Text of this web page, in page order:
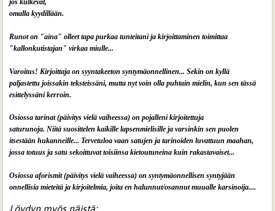
omalla kyydillään.
Runot on "aina" olleet tapa purkaa tunteitani ja kirjoittaminen toimittaa
"kallonkutistajan" virkaa miulle...
Varoitus! Kirjoittaja on syyntakeeton syntymäonnellinen... Sekin on kyllä
paljastettu joissakin teksteissäni, mutta nyt voin olla puhtain mielin, kun sen tässä
esittelyssäni kerroin.
Osiossa tarinat (päivitys vielä vaiheessa) on pojalleni kirjoitettuja
saturunoja. Niitä suosittelen kaikille lapsenmielisille ja varsinkin sen puolen
itsestään hukanneille... Tervetuloa vaan satujen ja tarinoiden luvattuun maahan,
jossa totuus ja satu sekoittuvat toisiinsa kietoutuneina kuin rakastavaiset...
Osiossa aforismit (päivitys vielä vaiheessa) on syntymäonnellisen syntyjään
onnellisia mieteitä ja kirjoitelmia, joita en halunnut/osannut muualle karsinoija....
Löydyn myös näistä: